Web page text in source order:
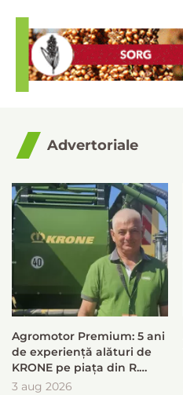
Advertoriale
Agromotor Premium: 5 ani
de experiență alături de
KRONE pe piața din R.
Moldova
3 aug 2026